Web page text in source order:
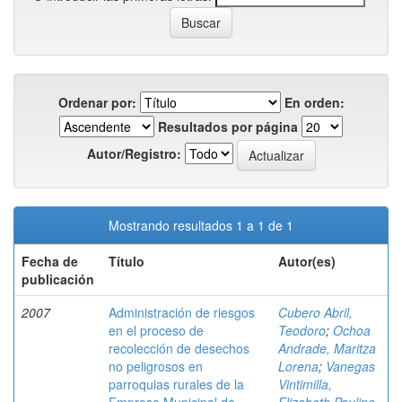
Ordenar por:
En orden:
Resultados por página
Autor/Registro:
Mostrando resultados 1 a 1 de 1
Fecha de
publicación
Título Autor(es)
2007
Administración de riesgos
en el proceso de
recolección de desechos
no peligrosos en
parroquias rurales de la
Cubero Abril,
Teodoro; Ochoa
Andrade, Maritza
Lorena; Vanegas
Vintimilla,